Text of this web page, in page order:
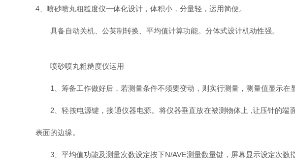
4、 喷砂喷丸粗糙度仪一体化设计，体积小，分量轻，运用简便。
具备自动关机、公英制转换、平均值计算功能。分体式设计机动性强。
喷砂喷丸粗糙度仪运用
1、筹备工作做好后，若测量条件不须要变动，则实行测量，测量值显示在
2、轻按电源键，接通仪器电源。将仪器垂直放在被测物体上 ,让压针的
表面的边缘。
3、平均值功能及测量次数设定按下N/AVE测量数量键，屏幕显示设定次